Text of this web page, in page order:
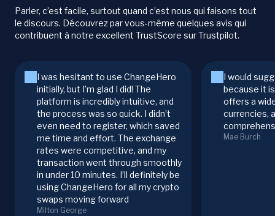
Parler, c’est facile, surtout quand c’est nous qui faisons tout
le discours. Découvrez par vous-même quelques avis qui
contribuent à notre excellent TrustScore sur Trustpilot.
I was hesitant to use ChangeHero
initially, but I’m glad I did! The
platform is incredibly intuitive, and
the process was so quick. I didn’t
even need to register, which saved
me time and effort. The exchange
rates were competitive, and my
transaction went through smoothly
in under 10 minutes. I’ll definitely be
using ChangeHero for all my crypto
swaps moving forward
Milton George
I would
because it
offers a
currencies,
Mae Burch